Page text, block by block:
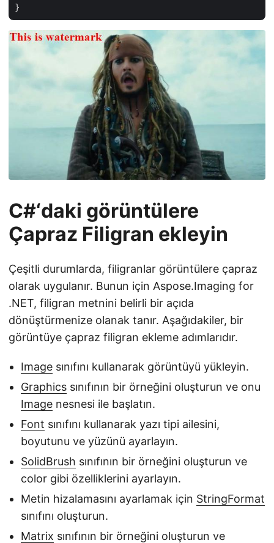
C#‘daki görüntülere
Çapraz Filigran ekleyin
Çeşitli durumlarda, filigranlar görüntülere çapraz
olarak uygulanır. Bunun için Aspose.Imaging for
.NET, filigran metnini belirli bir açıda
dönüştürmenize olanak tanır. Aşağıdakiler, bir
görüntüye çapraz filigran ekleme adımlarıdır.
Image sınıfını kullanarak görüntüyü yükleyin.
Graphics sınıfının bir örneğini oluşturun ve onu
Image nesnesi ile başlatın.
Font sınıfını kullanarak yazı tipi ailesini,
boyutunu ve yüzünü ayarlayın.
SolidBrush sınıfının bir örneğini oluşturun ve
color gibi özelliklerini ayarlayın.
Metin hizalamasını ayarlamak için StringFormat
sınıfını oluşturun.
Matrix sınıfının bir örneğini oluşturun ve